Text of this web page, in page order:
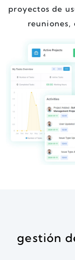
proyectos de
reuniones,
gestión